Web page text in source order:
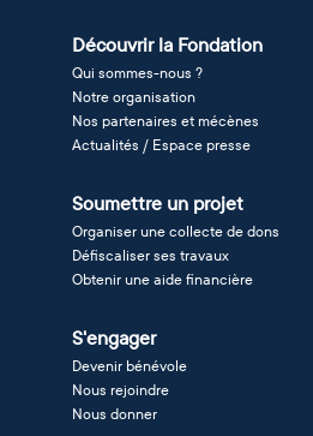
Découvrir la Fondation
Qui sommes-nous ?
Notre organisation
Nos partenaires et mécènes
Actualités / Espace presse
Soumettre un projet
Organiser une collecte de dons
Défiscaliser ses travaux
Obtenir une aide financière
S'engager
Devenir bénévole
Nous rejoindre
Nous donner